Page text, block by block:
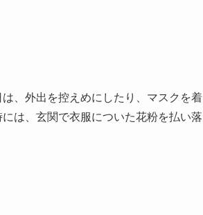
、外出を控えめにしたり、マスクを着
は、玄関で衣服についた花粉を払い落